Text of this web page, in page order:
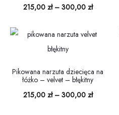
215,00 zł – 300,00 złZakres
od
300,00 zł
Pikowana narzuta dziecięca na
łóżko – velvet – błękitny
215,00 zł – 300,00 złZakres